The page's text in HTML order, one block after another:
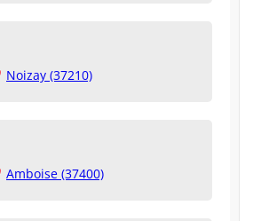
Noizay (37210)
Amboise (37400)